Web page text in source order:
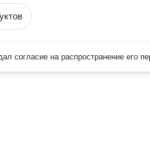
согласие на распространение его